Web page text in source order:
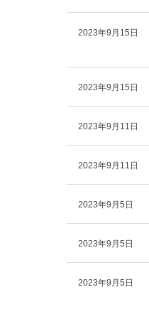
2023年9月15日
2023年9月15日
2023年9月11日
2023年9月11日
2023年9月5日
2023年9月5日
2023年9月5日